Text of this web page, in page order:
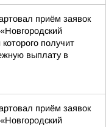
приём заявок
получит
выплату в
приём заявок